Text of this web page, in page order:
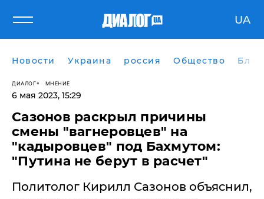
UA
Новости Украина россия Общество
ДИАЛОГ МНЕНИЕ
6 мая 2023, 15:29
Сазонов раскрыл причины
смены "вагнеровцев" на
"кадыровцев" под Бахмутом:
"Путина не берут в расчет"
Политолог Кирилл Сазонов объяснил,